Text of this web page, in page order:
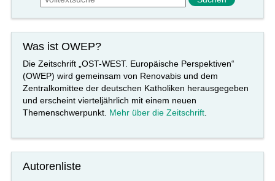
Was ist OWEP?
Die Zeitschrift „OST-WEST. Europäische Perspektiven“
(OWEP) wird gemeinsam von Renovabis und dem
Zentralkomittee der deutschen Katholiken herausgegeben
und erscheint vierteljährlich mit einem neuen
Themenschwerpunkt. Mehr über die Zeitschrift
Autorenliste